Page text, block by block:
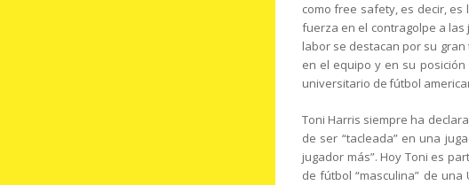
como free safety, es decir,
fuerza en el contragolpe a
labor se destacan por su
en el equipo y en su
universitario de fútbol
Toni Harris siempre ha
de ser “tacleada” en una
jugador más”. Hoy Toni es
de fútbol “masculina” de